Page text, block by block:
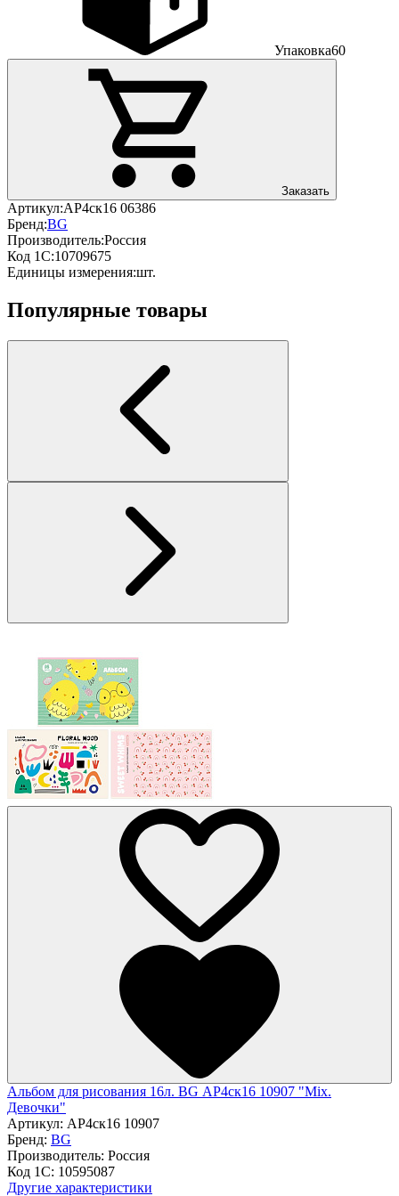
Упаковка60
Заказать
Артикул:АР4ск16 06386
Бренд:BG
Производитель:Россия
Код 1С:10709675
Единицы измерения:шт.
Популярные товары
Альбом для рисования 16л. BG АР4ск16 10907 "Mix.
Девочки"
Артикул: АР4ск16 10907
Бренд: BG
Производитель: Россия
Код 1С: 10595087
Другие характеристики